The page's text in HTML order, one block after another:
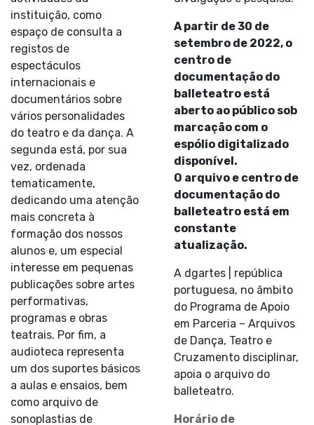
instituição, como
espaço de consulta a
registos de
espectáculos
internacionais e
documentários sobre
vários personalidades
do teatro e da dança. A
segunda está, por sua
vez, ordenada
tematicamente,
dedicando uma atenção
mais concreta à
formação dos nossos
alunos e, um especial
interesse em pequenas
publicações sobre artes
performativas,
programas e obras
teatrais. Por fim, a
audioteca representa
um dos suportes básicos
a aulas e ensaios, bem
como arquivo de
sonoplastias de
A partir de 30 de
setembro de 2022, o
centro de
documentação do
balleteatro está
aberto ao público sob
marcação com o
espólio digitalizado
disponível.
O arquivo e centro de
documentação do
balleteatro está em
constante
atualização.
A dgartes | república
portuguesa, no âmbito
do Programa de Apoio
em Parceria – Arquivos
de Dança, Teatro e
Cruzamento disciplinar,
apoia o arquivo do
balleteatro.
Horário de